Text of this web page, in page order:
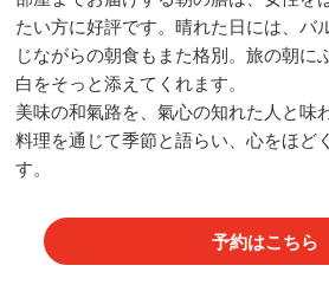
たい方に好評です。晴れた日には、バ
じながらの朝食もまた格別。旅の朝に
白をそっと添えてくれます。
美味の和氣路を、氣心の知れた人と味わ
料理を通じて季節と語らい、心をほど
す。
予約はこちら